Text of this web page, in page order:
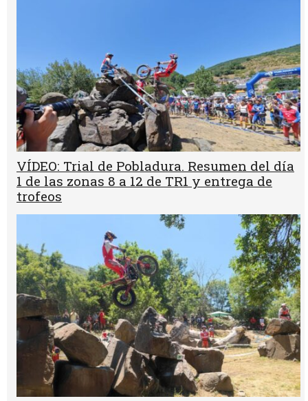
VÍDEO: Trial de Pobladura. Resumen del día
1 de las zonas 8 a 12 de TR1 y entrega de
trofeos